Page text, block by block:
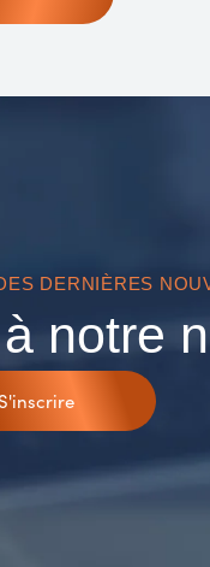
DERNIÈRES
notre